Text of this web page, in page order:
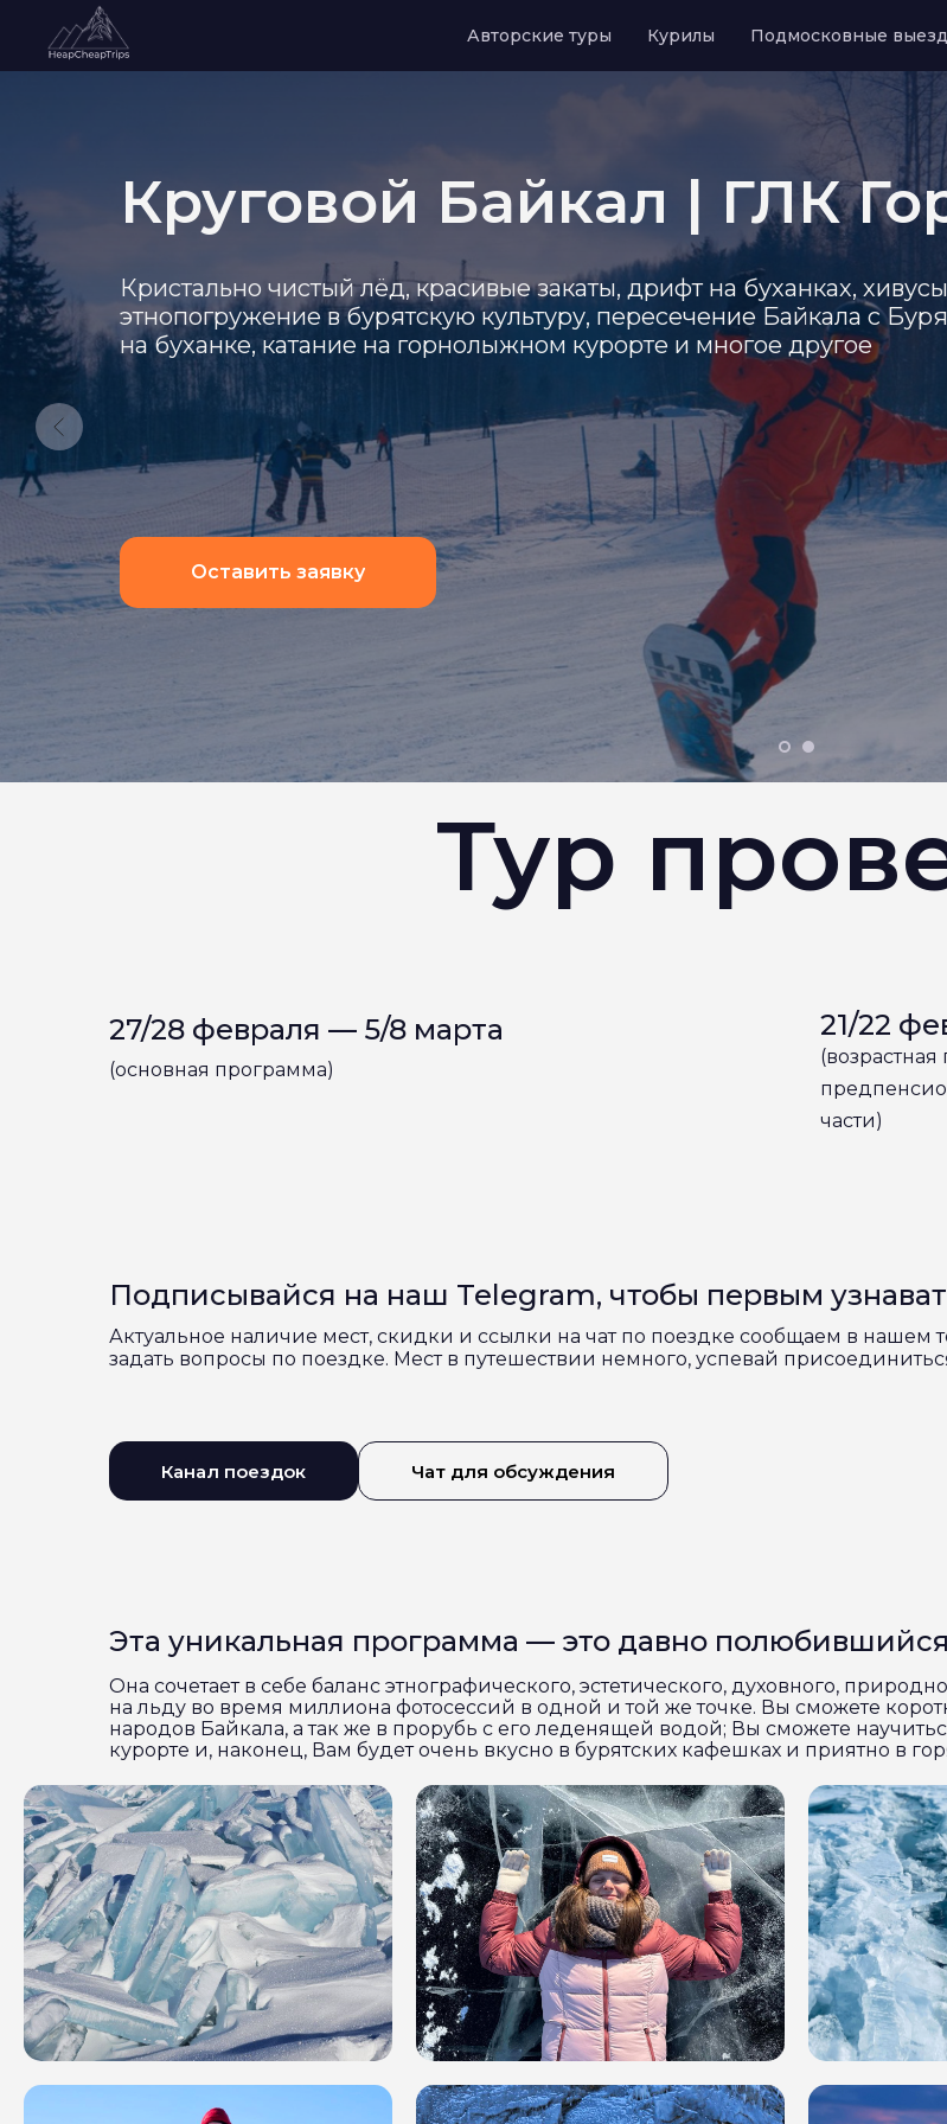
Авторские туры Курилы Подмосковные
Круговой Байкал | ГЛК
Кристально чистый лёд, красивые закаты, дрифт на буханках,
этнопогружение в бурятскую культуру, пересечение Байкала с
на буханке, катание на горнолыжном курорте и многое другое
Тур
27/28 февраля — 5/8 марта
(основная программа)
21/22
части)
Подписывайся на наш Telegram, чтобы первым
Актуальное наличие мест, скидки и ссылки на чат по поездке сообщаем в нашем
задать вопросы по поездке. Мест в путешествии немного, успевай
Канал поездок Чат для обсуждения
Эта уникальная программа — это давно
Она сочетает в себе баланс этнографического, эстетического, духовного,
на льду во время миллиона фотосессий в одной и той же точке. Вы сможете
народов Байкала, а так же в прорубь с его леденящей водой; Вы сможете
курорте и, наконец, Вам будет очень вкусно в бурятских кафешках и приятно в